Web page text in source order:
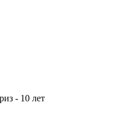
- 10 лет